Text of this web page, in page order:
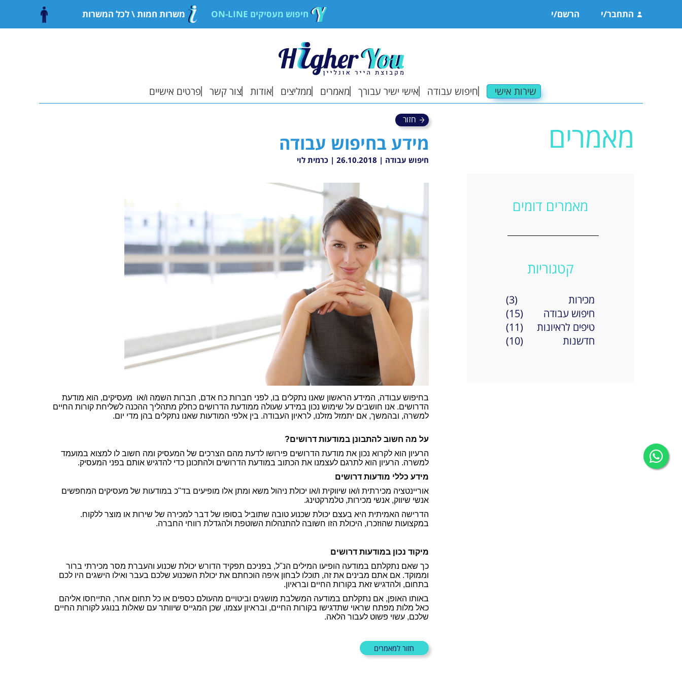
\ לכל המשרותמשרות חמות חיפוש מעסיקים ON-LINE התחבר/י הרשם/י
שירות אישי חיפוש עבודה אישי ישיר עבורך
משרות מותאמות בשבילך
משרות שמורות
משרות אליהן פניתי
מאמרים ממליצים
הוסף המלצה
אודות
איך זה עובד?
צור קשר פרטים אישיים
מאמרים
מאמרים דומים
קטגוריות
מכירות
(3)
חיפוש עבודה
(15)
טיפים לראיונות
(11)
חדשנות
(10)
חזור
מידע בחיפוש עבודה
חיפוש עבודה | 26.10.2018
| כרמית לוי
בחיפוש עבודה, המידע הראשון שאנו נתקלים בו, לפני חברות כח אדם, חברות השמה ו/או מעסיקים, הוא מודעת
הדרושים. אנו חושבים על שימוש נכון במידע שעולה ממודעת הדרושים כחלק מתהליך ההכנה לשליחת קורות החיים
למשרה, ובהמשך, אם יתמזל מזלנו, לראיון העבודה. בין אלפי המודעות שאנו נתקלים בהן מדי יום.
על מה חשוב להתבונן במודעות דרושים?
הרעיון הוא לקרוא נכון את מודעת הדרושים פירושו לדעת מהם הצרכים של המעסיק ומה חשוב לו למצוא במועמד
למשרה. הרעיון הוא לתרגם לעצמנו את הכתוב במודעת הדרושים ולהתכונן כדי להדגיש אותם בפני המעסיק.
מידע כללי מודעות דרושים
אוריינטציה מכירתית ו/או שיווקית ו/או יכולת ניהול משא ומתן אלו מופיעים בד"כ במודעות של מעסיקים המחפשים
אנשי שיווק, אנשי מכירות, טלמרקטינג.
הדרישה האמיתית היא בעצם יכולת שכנוע טובה שתוביל בסופו של דבר למכירה של שירות או מוצר ללקוח.
במקצועות שהוזכרו, היכולת הזו חשובה להתנהלות השוטפת ולהגדלת רווחי החברה.
מיקוד נכון במודעות דרושים
כך שאם נתקלתם במודעה הופיעו המילים הנ"ל, בפניכם תפקיד הדורש יכולת שכנוע והעברת מסר מכירתי ברור
וממוקד. אם אתם מבינים את זה, תוכלו לבחון איפה הוכחתם את יכולת השכנוע שלכם בעבר ואילו הישגים היו לכם
בתחום, ולהדגיש זאת בקורות החיים ובראיון.
באותו האופן, אם נתקלתם במודעה המשלבת מושגים וביטויים מהעולם כספים או כל תחום אחר, התייחסו אליהם
כאל מלות מפתח שראוי שתדגישו בקורות החיים, ובראיון עצמו, שכן המגייס שיוותר עם שאלות בנוגע לקורות החיים
שלכם, עשוי פשוט לעבור הלאה.
חזור למאמרים